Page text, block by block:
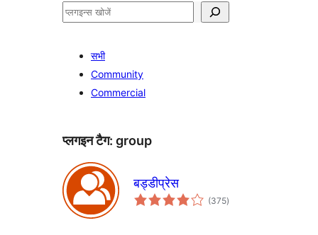
खोजें
सभी
Community
Commercial
प्लगइन टैग: group
बड्डीप्रेस
(375कुल
दर)